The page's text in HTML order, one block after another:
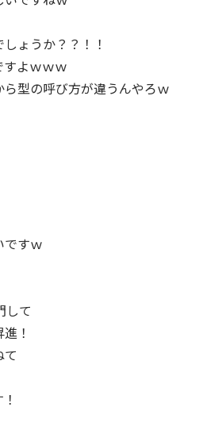
ょうか？？！！
よｗｗｗ
型の呼び方が違うんやろｗ
ですｗ
して
！
て